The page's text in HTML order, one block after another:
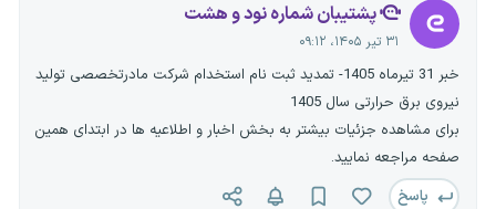
پشتیبان شماره نود و هشت
۳۱ تیر ۱۴۰۵، ۰۹:۱۲
خبر 31 تیرماه 1405- تمدید ثبت نام استخدام شرکت مادرتخصصی تولید
نیروی برق حرارتی سال 1405
برای مشاهده جزئیات بیشتر به بخش اخبار و اطلاعیه ها در ابتدای همین
صفحه مراجعه نمایید.
پاسخ